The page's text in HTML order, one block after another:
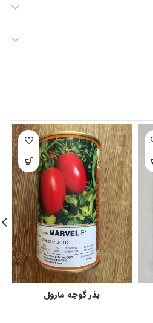
بذر گوجه مارول